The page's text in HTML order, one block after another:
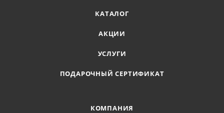
КАТАЛОГ
АКЦИИ
УСЛУГИ
ПОДАРОЧНЫЙ СЕРТИФИКАТ
КОМПАНИЯ